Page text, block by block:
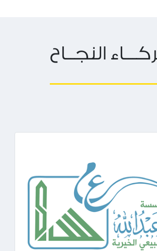
النجــاح